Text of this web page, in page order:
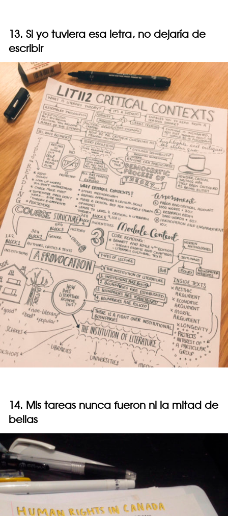
13. Si yo tuviera esa letra, no dejaría de
escribir
14. Mis tareas nunca fueron ni la mitad de
bellas